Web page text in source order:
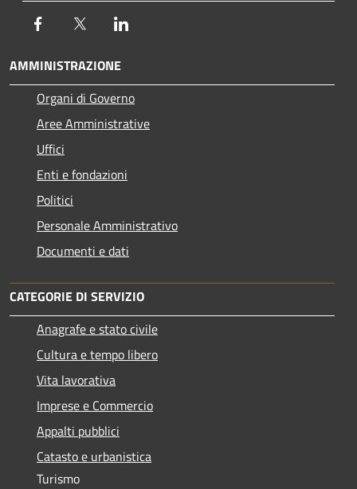
Facebook Twitter
AMMINISTRAZIONE
Organi di Governo
Aree Amministrative
Uffici
Enti e fondazioni
Politici
Personale Amministrativo
Documenti e dati
CATEGORIE DI SERVIZIO
Anagrafe e stato civile
Cultura e tempo libero
Vita lavorativa
Imprese e Commercio
Appalti pubblici
Catasto e urbanistica
Turismo